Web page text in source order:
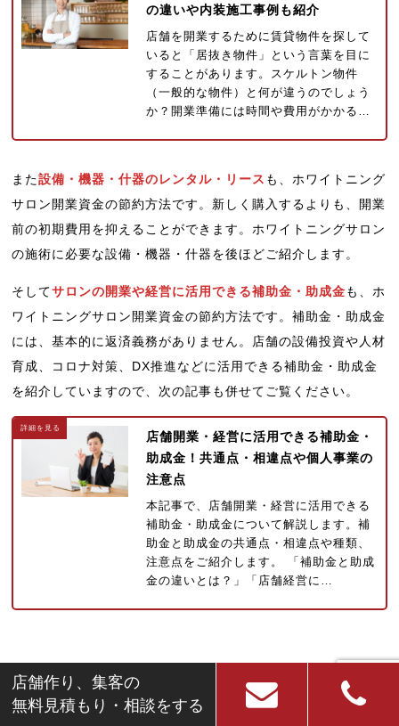
の違いや内装施工事例も紹介
店舗を開業するために賃貸物件を探して
いると「居抜き物件」という言葉を目に
することがあります。スケルトン物件
（一般的な物件）と何が違うのでしょう
か？開業準備には時間や費用がかかる…
また設備・機器・什器のレンタル・リース も、ホワイトニング
サロン開業資金の節約方法です。新しく購入するよりも、開業
前の初期費用を抑えることができます。ホワイトニングサロン
の施術に必要な設備・機器・什器を後ほどご紹介します。
そしてサロンの開業や経営に活用できる補助金・助成金も、ホ
ワイトニングサロン開業資金の節約方法です。補助金・助成金
には、基本的に返済義務がありません。店舗の設備投資や人材
育成、コロナ対策、DX推進などに活用できる補助金・助成金
を紹介していますので、次の記事も併せてご覧ください。
店舗開業・経営に活用できる補助金・
助成金！共通点・相違点や個人事業の
注意点
本記事で、店舗開業・経営に活用できる
補助金・助成金について解説します。補
助金と助成金の共通点・相違点や種類、
注意点をご紹介します。 「補助金と助成
金の違いとは？」「店舗経営に…
ホワイトニングサロンの施術に必要な設備・機
器・什器
店舗作り、集客の
無料見積もり・相談をする